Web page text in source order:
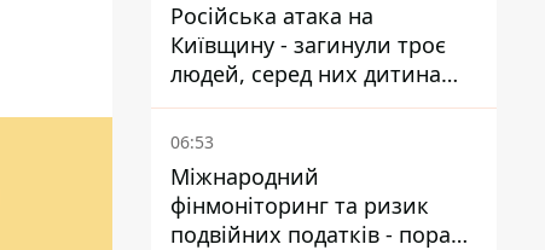
Російська атака на
Київщину - загинули троє
людей, серед них дитина
2022 року народження
06:53
Міжнародний
фінмоніторинг та ризик
подвійних податків - поради